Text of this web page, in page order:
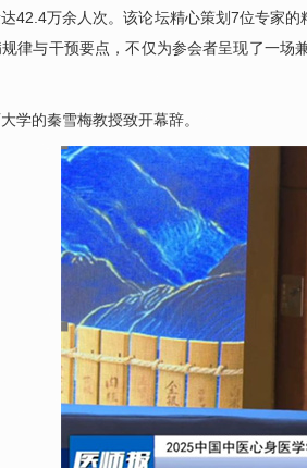
42.4万余人次。该论坛精心策划7位专家
律与干预要点，不仅为参会者呈现了一
学的秦雪梅教授致开幕辞。